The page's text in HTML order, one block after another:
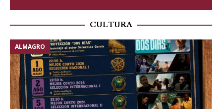
CULTURA
ALMAGRO